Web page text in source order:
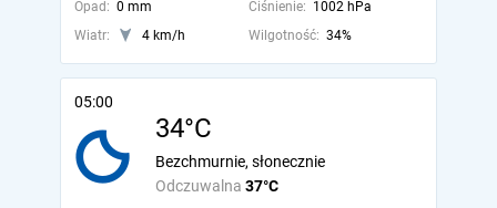
Opad: 0 mm Ciśnienie: 1002 hPa
Wiatr:
4 km/h Wilgotność: 34%
05:00
34°C
Odczuwalna 37°C
Bezchmurnie, słonecznie